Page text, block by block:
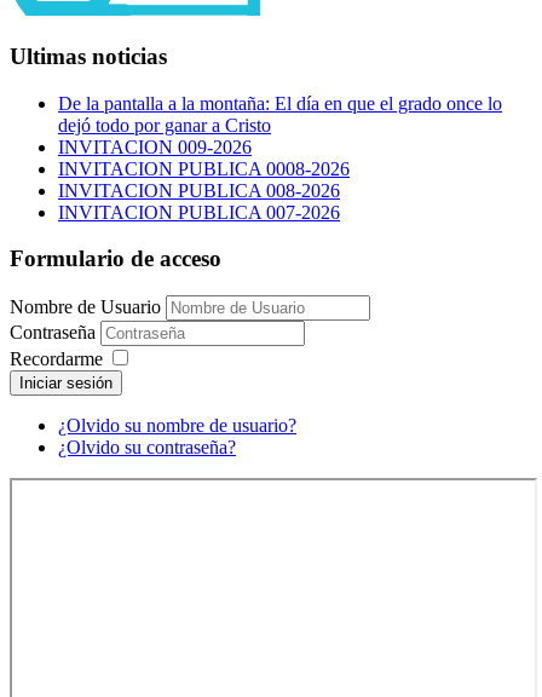
Ultimas noticias
De la pantalla a la montaña: El día en que el grado once lo
dejó todo por ganar a Cristo
INVITACION 009-2026
INVITACION PUBLICA 0008-2026
INVITACION PUBLICA 008-2026
INVITACION PUBLICA 007-2026
Formulario de acceso
Nombre de Usuario
Contraseña
Recordarme
Iniciar sesión
¿Olvido su nombre de usuario?
¿Olvido su contraseña?